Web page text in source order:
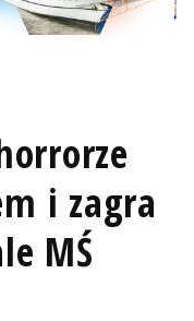
i zagra
MŚ